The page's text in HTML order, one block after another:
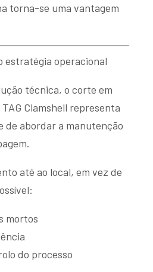
torna-se uma vantagem
estratégia operacional
técnica, o corte em
Clamshell representa
de abordar a manutenção
até ao local, em vez de
mortos
do processo